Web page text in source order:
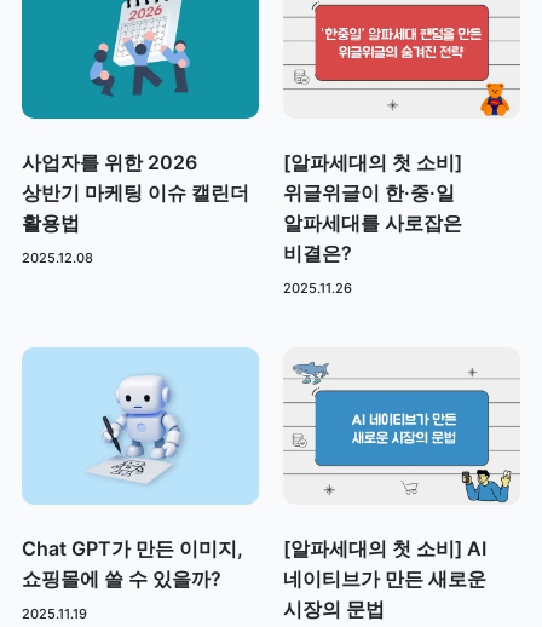
사업자를 위한 2026
상반기 마케팅 이슈 캘린더
활용법
2025.12.08
[알파세대의 첫 소비]
위글위글이 한·중·일
알파세대를 사로잡은
비결은?
2025.11.26
Chat GPT가 만든 이미지,
쇼핑몰에 쓸 수 있을까?
2025.11.19
[알파세대의 첫 소비] AI
네이티브가 만든 새로운
시장의 문법